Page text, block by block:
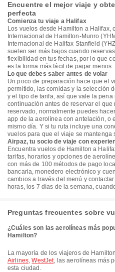
Encuentre el mejor viaje y
perfecta
Comienza tu viaje a Halifax
Los vuelos desde Hamilton a Halifax,
Internacional de Hamilton-Munro
Internacional de Halifax Stanfield
suelen ser más bajos cuando
flexibilidad en tus fechas, por lo que
es la forma más fácil de pagar menos.
Lo que debes saber antes de volar
Un poco de preparación hace que el
permitido, las comidas y la selección
y el tipo de tarifa, así que vale la
continuación antes de reservar el
reservado, normalmente puedes
app de la aerolínea con antelación, o
mismo día. Y si tu ruta incluye una
vuelos para que el viaje se mantenga
Airpaz, tu socio de viaje con
Encuentra vuelos de Hamilton a
tarifas, horarios y opciones de
con más de 100 métodos de pago
bancaria, monedero electrónico y
cambios a través del menú y
horas, los 7 días de la semana,
Preguntas frecuentes sobre
¿Cuáles son las aerolíneas más
Hamilton?
La mayoría de los viajeros de
Airlines,WestJet, las aerolíneas más
esta ciudad.